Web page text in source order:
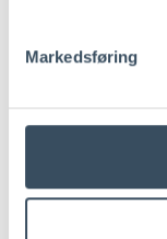
Markedsføring